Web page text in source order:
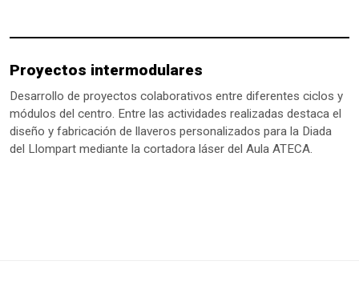
Proyectos intermodulares
Desarrollo de proyectos colaborativos entre diferentes ciclos y
módulos del centro. Entre las actividades realizadas destaca el
diseño y fabricación de llaveros personalizados para la Diada
del Llompart mediante la cortadora láser del Aula ATECA.